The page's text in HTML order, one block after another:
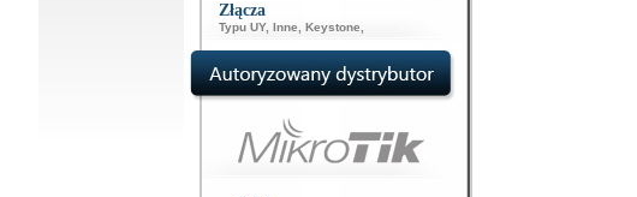
Złącza
Typu UY, Inne Keystone